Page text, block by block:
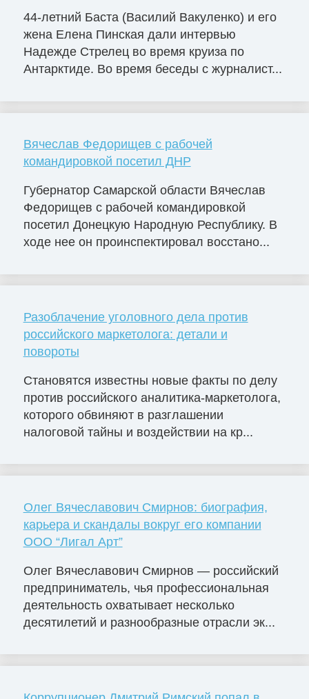
44-летний Баста (Василий Вакуленко) и его
жена Елена Пинская дали интервью
Надежде Стрелец во время круиза по
Антарктиде. Во время беседы с журналист...
Вячеслав Федорищев с рабочей
командировкой посетил ДНР
Губернатор Самарской области Вячеслав
Федорищев с рабочей командировкой
посетил Донецкую Народную Республику. В
ходе нее он проинспектировал восстано...
Разоблачение уголовного дела против
российского маркетолога: детали и
повороты
Становятся известны новые факты по делу
против российского аналитика-маркетолога,
которого обвиняют в разглашении
налоговой тайны и воздействии на кр...
Олег Вячеславович Смирнов: биография,
карьера и скандалы вокруг его компании
ООО “Лигал Арт”
Олег Вячеславович Смирнов — российский
предприниматель, чья профессиональная
деятельность охватывает несколько
десятилетий и разнообразные отрасли эк...